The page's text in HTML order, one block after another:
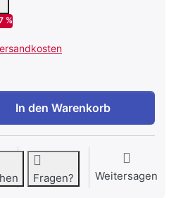
Verkaufspreis, den Kunden
%
Hoppecke Sun Power VR
In den Warenkorb
Fragen? Weitersagen